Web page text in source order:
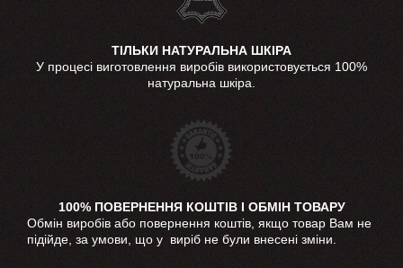
ТІЛЬКИ НАТУРАЛЬНА ШКІРА
У процесі виготовлення виробів використовується 100%
натуральна шкіра.
100% ПОВЕРНЕННЯ КОШТІВ І ОБМІН ТОВАРУ
Обмін виробів або повернення коштів, якщо товар Вам не
підійде, за умови, що у виріб не були внесені зміни.